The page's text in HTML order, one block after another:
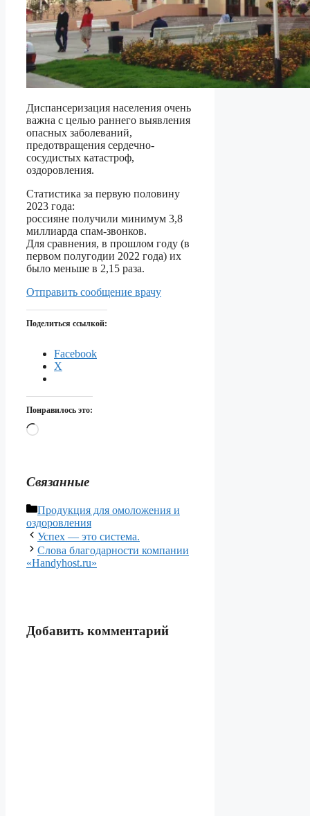
Диспансеризация населения очень
важна с целью раннего выявления
опасных заболеваний,
предотвращения сердечно-
сосудистых катастроф,
оздоровления.
Статистика за первую половину
2023 года:
россияне получили минимум 3,8
миллиарда спам-звонков.
Для сравнения, в прошлом году (в
первом полугодии 2022 года) их
было меньше в 2,15 раза.
Отправить сообщение врачу
Поделиться ссылкой:
Facebook
X
Понравилось это:
Загрузка…
Связанные
Рубрики
Продукция для омоложения и
оздоровления
Успех — это система.
Слова благодарности компании
«Handyhost.ru»
Добавить комментарий